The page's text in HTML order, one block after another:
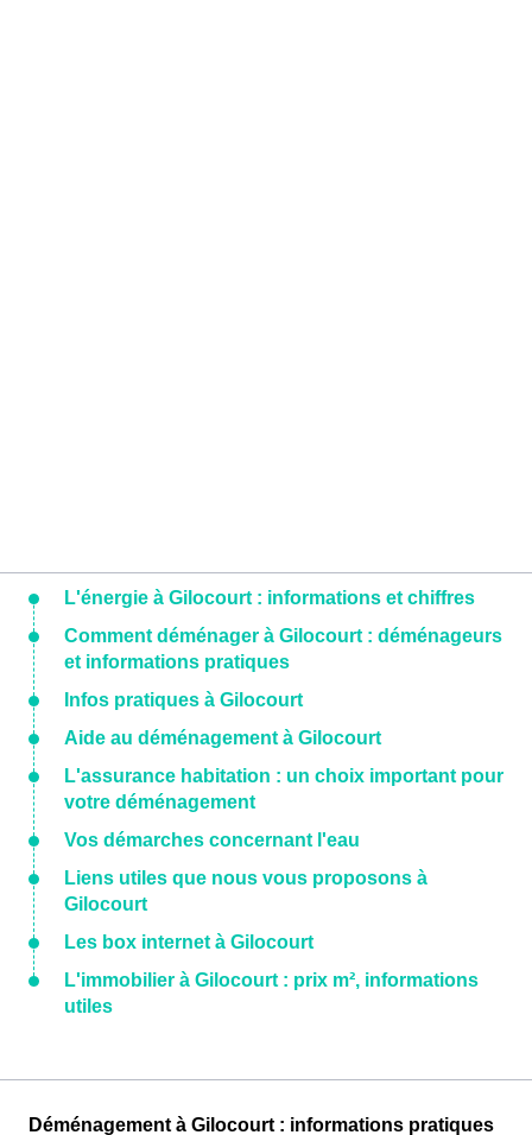
L'énergie à Gilocourt : informations et chiffres
Comment déménager à Gilocourt : déménageurs
et informations pratiques
Infos pratiques à Gilocourt
Aide au déménagement à Gilocourt
L'assurance habitation : un choix important pour
votre déménagement
Vos démarches concernant l'eau
Liens utiles que nous vous proposons à
Gilocourt
Les box internet à Gilocourt
L'immobilier à Gilocourt : prix m², informations
utiles
Déménagement à Gilocourt : informations pratiques